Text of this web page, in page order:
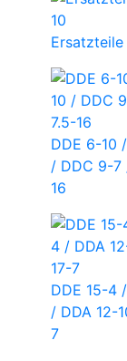
DDE 6-10
/ DDC 9-7
16
DDE 15-4
/ DDA 12-
7